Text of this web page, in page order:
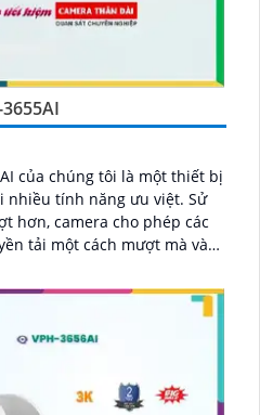
3655AI
của chúng tôi là một thiết bị
tính năng ưu việt. Sử
hơn, camera cho phép các
tải một cách mượt mà và